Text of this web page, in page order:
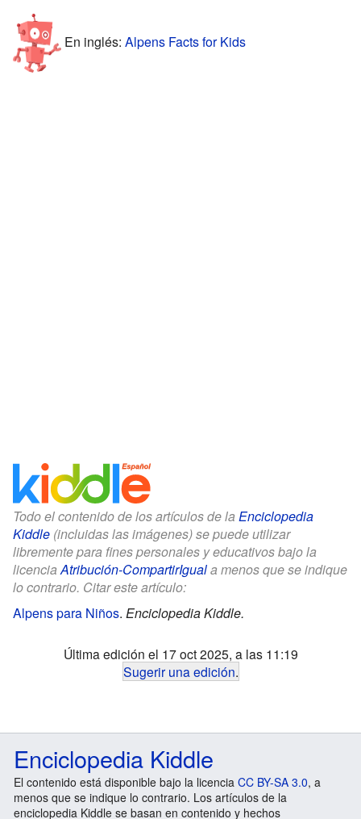
En inglés: Alpens Facts for Kids
Todo el contenido de los artículos de la Enciclopedia
Kiddle (incluidas las imágenes) se puede utilizar
libremente para fines personales y educativos bajo la
licenciaAtribución-CompartirIguala menos que se indique
lo contrario. Citar este artículo:
Alpens para Niños. Enciclopedia Kiddle.
Última edición el 17 oct 2025, a las 11:19
Sugerir una edición.
Enciclopedia Kiddle
El contenido está disponible bajo la licencia CC BY-SA 3.0, a
menos que se indique lo contrario. Los artículos de la
enciclopedia Kiddle se basan en contenido y hechos